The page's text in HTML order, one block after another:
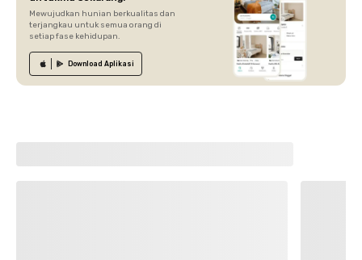
Mewujudkan hunian berkualitas dan
terjangkau untuk semua orang di
setiap fase kehidupan.
Download Aplikasi